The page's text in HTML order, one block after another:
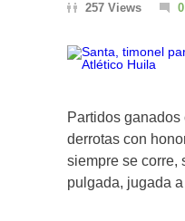
257 Views
Partidos
derrotas con
siempre se corre,
pulgada, jugada